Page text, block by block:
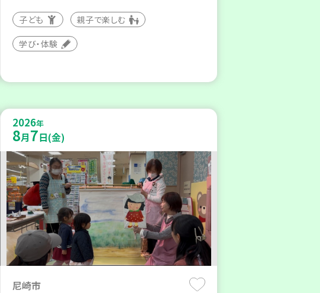
子ども 親子で楽しむ
学び・体験
2026年
8月7日(金)
尼崎市